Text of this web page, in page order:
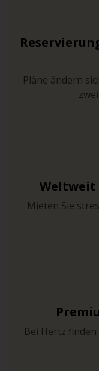
Pläne ändern
Weltweit
Mieten Sie
Bei Hertz